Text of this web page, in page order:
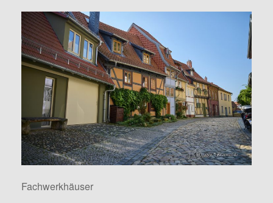
Fachwerkhäuser